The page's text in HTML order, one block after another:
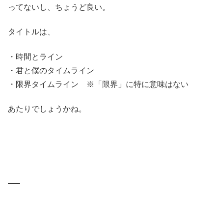
ってないし、ちょうど良い。
タイトルは、
・時間とライン
・君と僕のタイムライン
・限界タイムライン ※「限界」に特に意味はない
あたりでしょうかね。
—–